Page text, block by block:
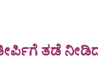
ತಡೆ